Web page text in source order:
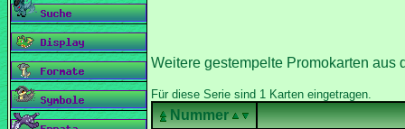
Nummer